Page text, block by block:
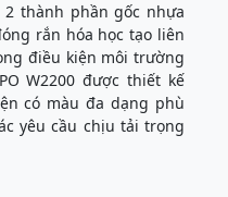
thành phần gốc nhựa
rắn hóa học tạo liên
điều kiện môi trường
W2200 được thiết kế
có màu đa dạng phù
yêu cầu chịu tải trọng